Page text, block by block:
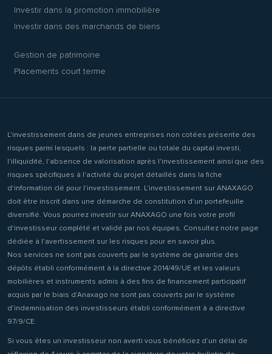
Investir dans la promotion immobilière
Investir dans des marchands de biens
Gestion de patrimoine
Placements court terme
L'investissement dans de jeunes entreprises non cotées présente des
risques parmi lesquels : la perte partielle ou totale du capital investi,
l'illiquidité, l'absence de valorisation après l'investissement ainsi que des
risques spécifiques à l'activité du projet détaillés dans la fiche
d'information clé pour l'investissement. L'investissement sur ANAXAGO
doit être inscrit dans une démarche de constitution d'un portefeuille
diversifié. Vous pourrez investir sur ANAXAGO une fois votre profil
d'investisseur complété et validé par nos équipes. Consultez notre page
dédiée à l'avertissement sur les risques pour en savoir plus.
Nos services ne sont pas couverts par le système de garantie des
dépôts établi conformément à la directive 2014/49/UE et les valeurs
mobilières et instruments admis à des fins de financement participatif
acquis par le biais d’Anaxago ne sont pas couverts par le système
d’indemnisation des investisseurs établi conformément à a directive
97/9/CE.
Si vous êtes un investisseur non averti vous bénéficiez d’un délai de